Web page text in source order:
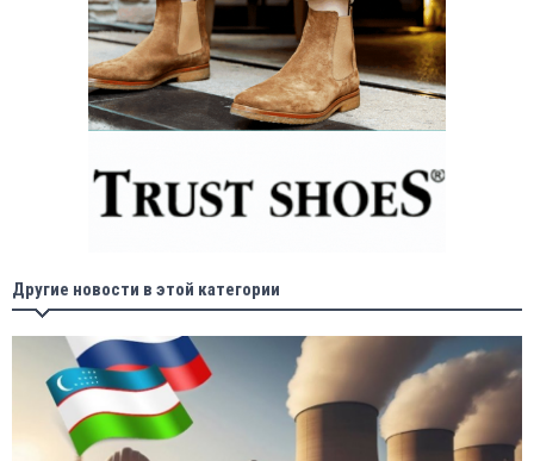
Другие новости в этой категории